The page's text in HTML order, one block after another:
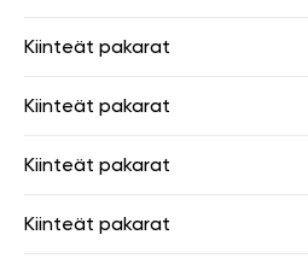
Kiinteät pakarat
Kiinteät pakarat
Kiinteät pakarat
Kiinteät pakarat